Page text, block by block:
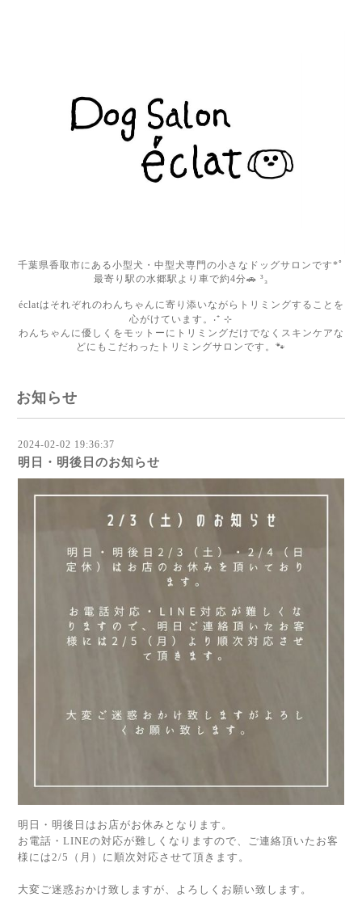
千葉県香取市にある小型犬・中型犬専門の小さなドッグサロンです*ﾟ
最寄り駅の水郷駅より車で約4分🚗 ³₃
éclatはそれぞれのわんちゃんに寄り添いながらトリミングすることを
心がけています。‧⁺ ⊹
わんちゃんに優しくをモットーにトリミングだけでなくスキンケアな
どにもこだわったトリミングサロンです。🐾
お知らせ
2024-02-02 19:36:37
明日・明後日のお知らせ
明日・明後日はお店がお休みとなります。
お電話・LINEの対応が難しくなりますので、ご連絡頂いたお客
様には2/5（月）に順次対応させて頂きます。
大変ご迷惑おかけ致しますが、よろしくお願い致します。